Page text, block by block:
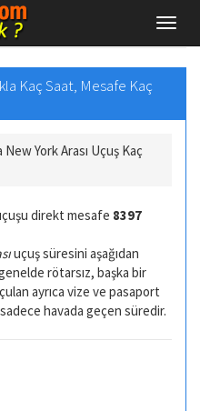
Kaç Saat, Mesafe Kaç
New York Arası Uçuş Kaç
direkt mesafe 8397
uçuş süresini aşağıdan
rötarsız, başka bir
ayrıca vize ve pasaport
havada geçen süredir.